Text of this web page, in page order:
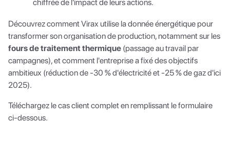
chiffrée de l'impact de leurs actions.
Découvrez comment Virax utilise la donnée énergétique pour
transformer son organisation de production, notamment sur les
fours de traitement thermique (passage au travail par
campagnes), et comment l'entreprise a fixé des objectifs
ambitieux (réduction de -30 % d'électricité et -25 % de gaz d'ici
2025).
Téléchargez le cas client complet en remplissant le formulaire
ci-dessous.